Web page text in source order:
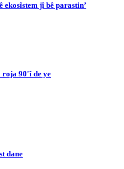
ekosîstem jî bê parastin’
90'î de ye
dane